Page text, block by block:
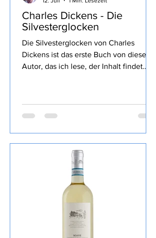
Charles Dickens - Die
Silvesterglocken
Die Silvesterglocken von Charles
bisher nur die Weihnachtsgeschichte
die mir sehr gut gefallen hat, hier war
doch der Schreibstil sehr verwirrend mit
vielen negativen Protagonisten und
entsprechenden Kommentaren, ab
einem gewissen Punkt habe ich dann
das Buch nur noch überflogen,
wenigstens hat mich das Ratespiel des
Essen, das Meg
Stolli
12. Juli
1 Min. Lesezeit